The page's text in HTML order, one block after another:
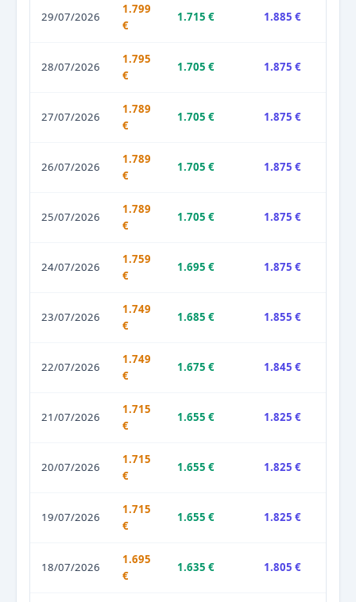
29/07/2026
1.799
€
1.715 € 1.885 €
28/07/2026
1.795
€
1.705 € 1.875 €
27/07/2026
1.789
€
1.705 € 1.875 €
26/07/2026
1.789
€
1.705 € 1.875 €
25/07/2026
1.789
€
1.705 € 1.875 €
24/07/2026
1.759
€
1.695 € 1.875 €
23/07/2026
1.749
€
1.685 € 1.855 €
22/07/2026
1.749
€
1.675 € 1.845 €
21/07/2026
1.715
€
1.655 € 1.825 €
20/07/2026
1.715
€
1.655 € 1.825 €
19/07/2026
1.715
€
1.655 € 1.825 €
18/07/2026
1.695
€
1.635 € 1.805 €